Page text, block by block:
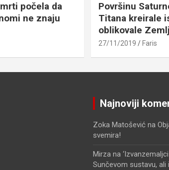
počela da
ne znaju
Površinu
Titana kreirale
oblikovale
27/11/2019 Faris
Najnoviji
Zoka Matoševićna
svemira!
Mirzana
Sunčevom sustavu, ali